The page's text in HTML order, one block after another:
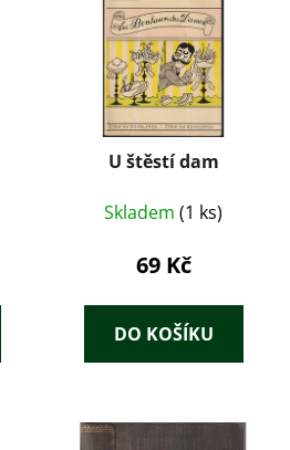
U štěstí dam
Skladem (1 ks)
69 Kč
DO KOŠÍKU